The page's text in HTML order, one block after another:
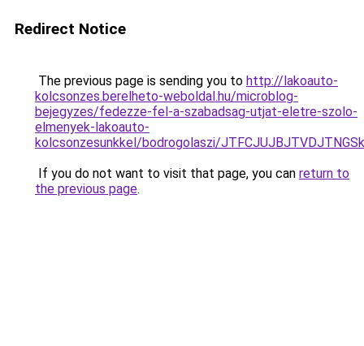
Redirect Notice
The previous page is sending you to http://lakoauto-
kolcsonzes.berelheto-weboldal.hu/microblog-
bejegyzes/fedezze-fel-a-szabadsag-utjat-eletre-szolo-
elmenyek-lakoauto-
kolcsonzesunkkel/bodrogolaszi/
If you do not want to visit that page, you can return to
the previous page.